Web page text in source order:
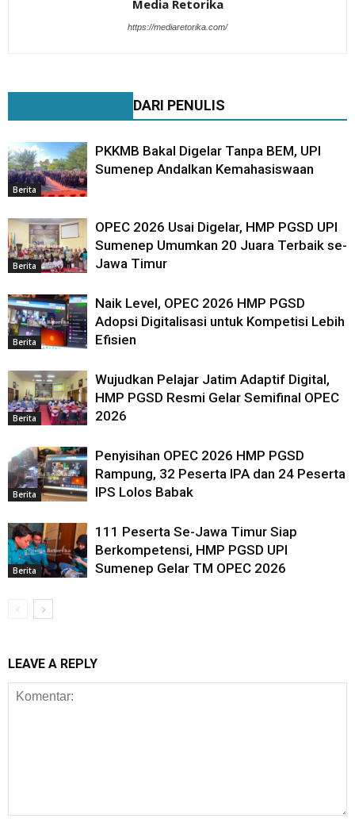
Media Retorika
https://mediaretorika.com/
DARI PENULIS
Berita
PKKMB Bakal Digelar Tanpa BEM, UPI
Sumenep Andalkan Kemahasiswaan
Berita
OPEC 2026 Usai Digelar, HMP PGSD UPI
Sumenep Umumkan 20 Juara Terbaik se-
Jawa Timur
Berita
Naik Level, OPEC 2026 HMP PGSD
Adopsi Digitalisasi untuk Kompetisi Lebih
Efisien
Berita
Wujudkan Pelajar Jatim Adaptif Digital,
HMP PGSD Resmi Gelar Semifinal OPEC
2026
Berita
Penyisihan OPEC 2026 HMP PGSD
Rampung, 32 Peserta IPA dan 24 Peserta
IPS Lolos Babak
Berita
111 Peserta Se-Jawa Timur Siap
Berkompetensi, HMP PGSD UPI
Sumenep Gelar TM OPEC 2026
LEAVE A REPLY